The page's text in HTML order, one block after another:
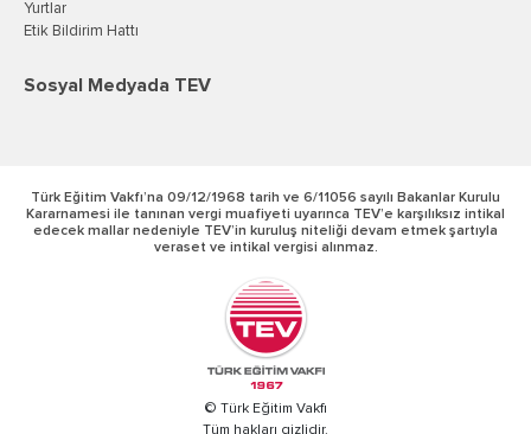
Yurtlar
Etik Bildirim Hattı
Sosyal Medyada TEV
Türk Eğitim Vakfı’na 09/12/1968 tarih ve 6/11056 sayılı Bakanlar Kurulu
Kararnamesi ile tanınan vergi muafiyeti uyarınca TEV’e karşılıksız intikal
edecek mallar nedeniyle TEV’in kuruluş niteliği devam etmek şartıyla
veraset ve intikal vergisi alınmaz.
© Türk Eğitim Vakfı
Tüm hakları gizlidir.